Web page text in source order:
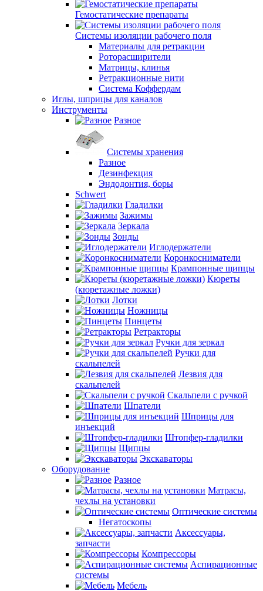
Гемостатические препараты
Системы изоляции рабочего поля
Материалы для ретракции
Роторасширители
Матрицы, клинья
Ретракционные нити
Система Коффердам
Иглы, шприцы для каналов
Инструменты
Разное
Системы хранения
Разное
Дезинфекция
Эндодонтия, боры
Schwert
Гладилки
Зажимы
Зеркала
Зонды
Иглодержатели
Коронкосниматели
Крампонные щипцы
Кюреты
(кюретажные ложки)
Лотки
Ножницы
Пинцеты
Ретракторы
Ручки для зеркал
Ручки для
скальпелей
Лезвия для
скальпелей
Скальпели с ручкой
Шпатели
Шприцы для
инъекций
Штопфер-гладилки
Щипцы
Экскаваторы
Оборудование
Разное
Матрасы,
чехлы на установки
Оптические системы
Негатоскопы
Аксессуары,
запчасти
Компрессоры
Аспирационные
системы
Мебель